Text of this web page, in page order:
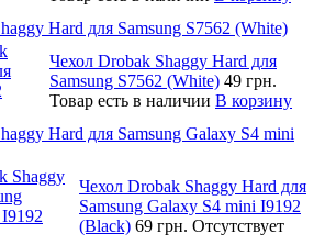
Hard для Samsung S7562 (White)
Чехол Drobak Shaggy Hard для
Samsung S7562 (White) 49 грн.
Товар есть в наличии В корзину
Hard для Samsung Galaxy S4 mini
Чехол Drobak Shaggy Hard для
Samsung Galaxy S4 mini I9192
(Black) 69 грн. Отсутствует